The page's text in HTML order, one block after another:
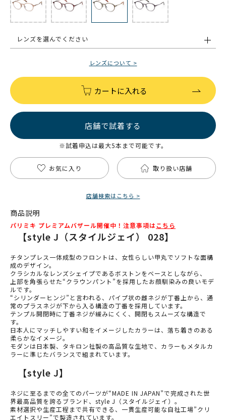
レンズを選んでください
レンズについて >
カートに入れる
店舗で試着する
※試着申込は最大5本まで可能です。
お気に入り 取り扱い店舗
店舗検索はこちら >
商品説明
パリミキ プレミアムバザール開催中！注意事項はこちら
【style J（スタイルジェイ） 028】
チタンプレス一体成型のフロントは、女性らしい甲丸でソフトな面構
成のデザイン。
クラシカルなレンズシェイプであるボストンをベースとしながら、
上部を角張らせた“クラウンパント”を採用したお顔馴染みの良いモデ
ルです。
“シリンダーヒンジ”と言われる、パイプ状の雌ネジが丁番上から、通
常のプラスネジが下から入る構造の丁番を採用しています。
テンプル開閉時に丁番ネジが緩みにくく、開閉もスムーズな構造で
す。
日本人にマッチしやすい和をイメージしたカラーは、落ち着きのある
柔らかなイメージ。
モダンは日本製、タキロン社製の高品質な生地で、カラーもメタルカ
ラーに準じたバランスで組まれています。
【style J】
ネジに至るまでの全てのパーツが“MADE IN JAPAN”で完成された世
界最高品質を誇るブランド、style J（スタイルジェイ）。
素材選択や生産工程まで共有できる、一貫生産可能な自社工場”クリ
エイトスリー”で製造されています。